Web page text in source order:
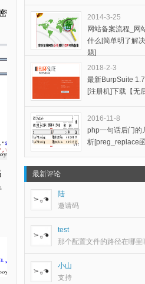
2014-3-25
网站备案流程_网
什么[简单明了解
题]
2018-2-3
最新BurpSuite
[注册机]下载【无
2016-11-8
php一句话后门的
析[preg_replace
最新评论
陆
邀请码
test
那个配置文件的路径在哪里
小山
支持